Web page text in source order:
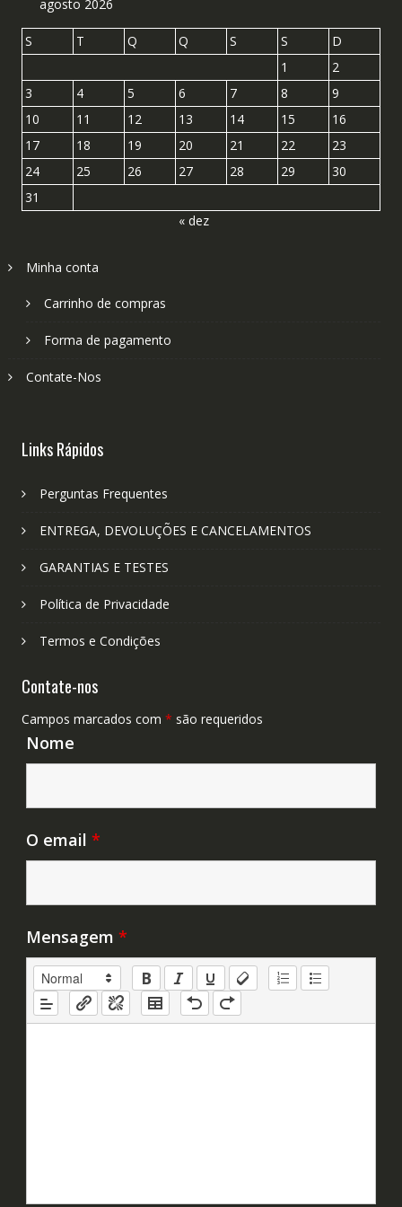
agosto 2026
S T Q Q S S
D
1
2
3
4 5 6 7 8
9
10
11 12 13 14 15
16
17
18 19 20 21 22
23
24
25 26 27 28 29
30
31
« dez
Minha conta
Carrinho de compras
Forma de pagamento
Contate-Nos
Links Rápidos
Perguntas Frequentes
ENTREGA, DEVOLUÇÕES E CANCELAMENTOS
GARANTIAS E TESTES
Política de Privacidade
Termos e Condições
Contate-nos
Campos marcados com * são requeridos
Nome
O email *
Mensagem *